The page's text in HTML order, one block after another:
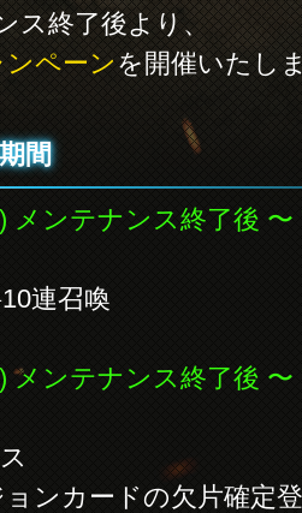
ス終了後より、
ペーン を開催いたし
間
メンテナンス終了後 〜
連召喚
メンテナンス終了後 〜
ンカードの欠片確定